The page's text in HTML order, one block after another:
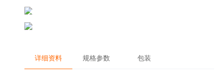
详细资料 规格参数 包装